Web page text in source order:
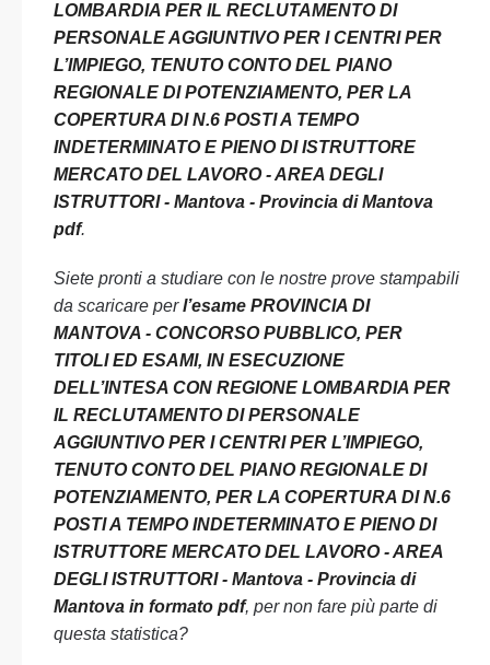
LOMBARDIA PER IL RECLUTAMENTO DI
PERSONALE AGGIUNTIVO PER I CENTRI PER
L’IMPIEGO, TENUTO CONTO DEL PIANO
REGIONALE DI POTENZIAMENTO, PER LA
COPERTURA DI N.6 POSTI A TEMPO
INDETERMINATO E PIENO DI ISTRUTTORE
MERCATO DEL LAVORO - AREA DEGLI
ISTRUTTORI - Mantova - Provincia di Mantova
pdf.
Siete pronti a studiare con le nostre prove stampabili
da scaricare perl’esame PROVINCIA DI
MANTOVA - CONCORSO PUBBLICO, PER
TITOLI ED ESAMI, IN ESECUZIONE
DELL’INTESA CON REGIONE LOMBARDIA PER
IL RECLUTAMENTO DI PERSONALE
AGGIUNTIVO PER I CENTRI PER L’IMPIEGO,
TENUTO CONTO DEL PIANO REGIONALE DI
POTENZIAMENTO, PER LA COPERTURA DI N.6
POSTI A TEMPO INDETERMINATO E PIENO DI
ISTRUTTORE MERCATO DEL LAVORO - AREA
DEGLI ISTRUTTORI - Mantova - Provincia di
Mantova in formato pdf, per non fare più parte di
questa statistica?